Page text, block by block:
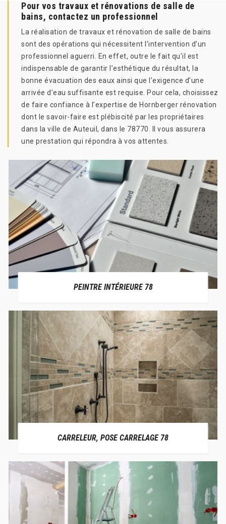
Pour vos travaux et rénovations de salle de
bains, contactez un professionnel
La réalisation de travaux et rénovation de salle de bains
sont des opérations qui nécessitent l’intervention d’un
professionnel aguerri. En effet, outre le fait qu’il est
indispensable de garantir l’esthétique du résultat, la
bonne évacuation des eaux ainsi que l’exigence d’une
arrivée d’eau suffisante est requise. Pour cela, choisissez
de faire confiance à l’expertise de Hornberger rénovation
dont le savoir-faire est plébiscité par les propriétaires
dans la ville de Auteuil, dans le 78770. Il vous assurera
une prestation qui répondra à vos attentes.
PEINTRE INTÉRIEURE 78
CARRELEUR, POSE CARRELAGE 78